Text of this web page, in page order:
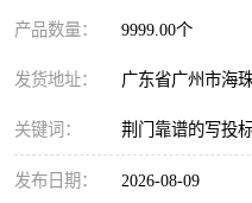
产品数量： 9999.00个
发货地址： 广东省广州市海
关键词： 荆门靠谱的写投
发布日期： 2026-08-09